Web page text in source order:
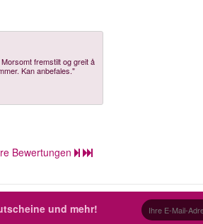
fremstilt og greit å
Kan anbefales."
Bewertungen
und mehr!